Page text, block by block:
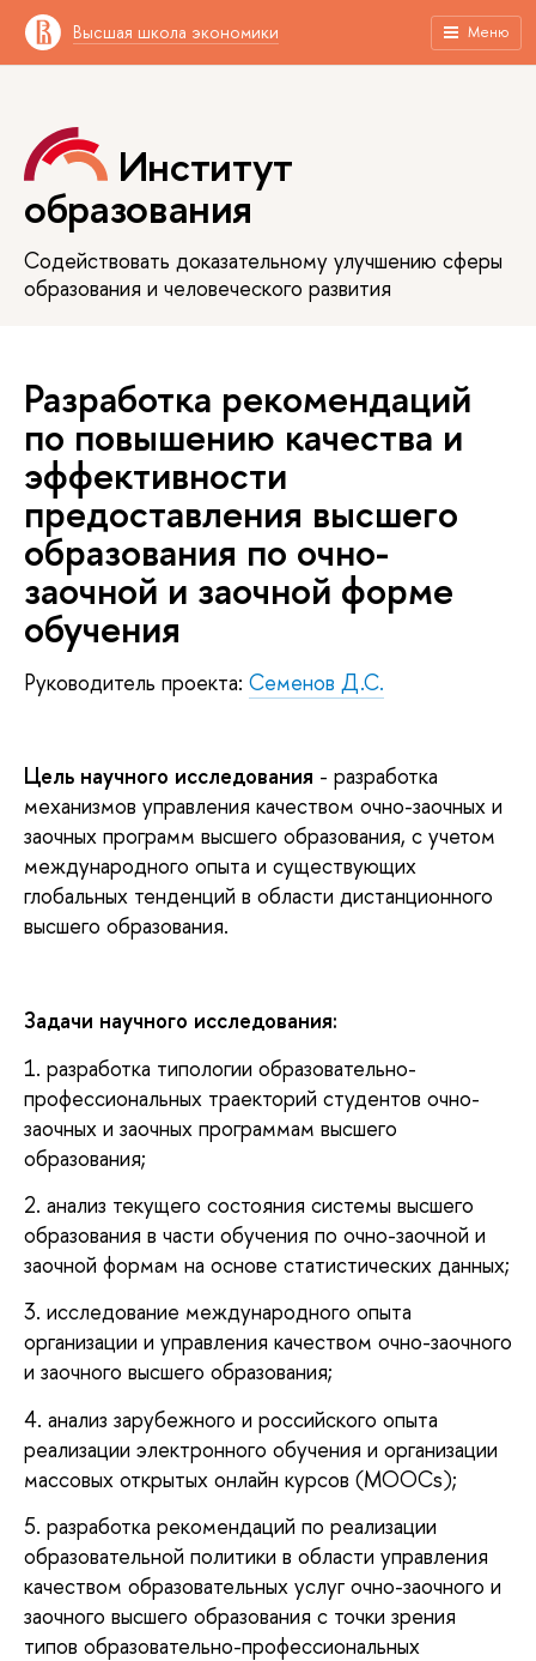
Высшая школа экономики Меню
Институт
образования
Содействовать доказательному улучшению сферы
образования и человеческого развития
Разработка рекомендаций
по повышению качества и
эффективности
предоставления высшего
образования по очно-
заочной и заочной форме
обучения
Руководитель проекта: Семенов Д.С.
Цель научного исследования - разработка
механизмов управления качеством очно-заочных и
заочных программ высшего образования, с учетом
международного опыта и существующих
глобальных тенденций в области дистанционного
высшего образования.
Задачи научного исследования:
1. разработка типологии образовательно-
профессиональных траекторий студентов очно-
заочных и заочных программам высшего
образования;
2. анализ текущего состояния системы высшего
образования в части обучения по очно-заочной и
заочной формам на основе статистических данных;
3. исследование международного опыта
организации и управления качеством очно-заочного
и заочного высшего образования;
4. анализ зарубежного и российского опыта
реализации электронного обучения и организации
массовых открытых онлайн курсов (MOOCs);
5. разработка рекомендаций по реализации
образовательной политики в области управления
качеством образовательных услуг очно-заочного и
заочного высшего образования с точки зрения
типов образовательно-профессиональных